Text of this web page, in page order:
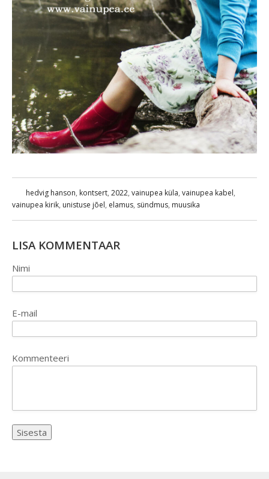
hedvig hanson, kontsert, 2022, vainupea küla, vainupea kabel,
vainupea kirik, unistuse jõel, elamus, sündmus, muusika
LISA KOMMENTAAR
Nimi
E-mail
Kommenteeri